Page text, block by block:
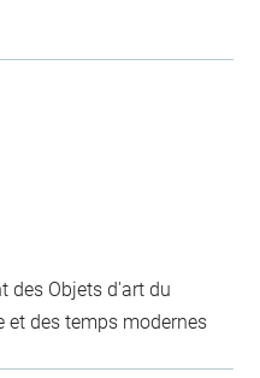
des Objets d'art du
et des temps modernes